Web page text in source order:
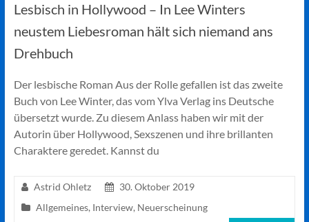
Lesbisch in Hollywood – In Lee Winters
neustem Liebesroman hält sich niemand ans
Drehbuch
Der lesbische Roman Aus der Rolle gefallen ist das zweite
Buch von Lee Winter, das vom Ylva Verlag ins Deutsche
übersetzt wurde. Zu diesem Anlass haben wir mit der
Autorin über Hollywood, Sexszenen und ihre brillanten
Charaktere geredet. Kannst du
Astrid Ohletz
30. Oktober 2019
Allgemeines, Interview, Neuerscheinung